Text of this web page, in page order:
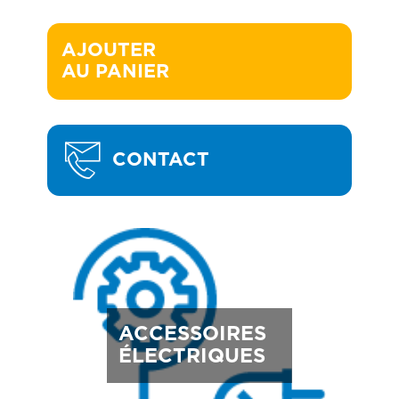
AJOUTER
AU PANIER
CONTACT
ACCESSOIRES
ÉLECTRIQUES